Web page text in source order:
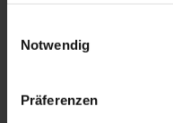
Daten von Ihnen (z.B.
IP-Adressen)
Speicherung aller
Notwendig
Präferenzen